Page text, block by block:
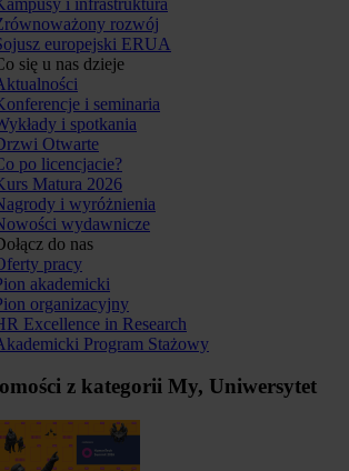
rozwój
europejski ERUA
się u nas dzieje
i seminaria
i spotkania
Otwarte
po licencjacie?
Matura 2026
i wyróżnienia
wydawnicze
do nas
pracy
akademicki
organizacyjny
Excellence in Research
Program Stażowy
z kategorii My, Uniwersytet